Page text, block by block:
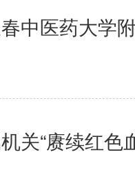
中医药大学
关“赓续红